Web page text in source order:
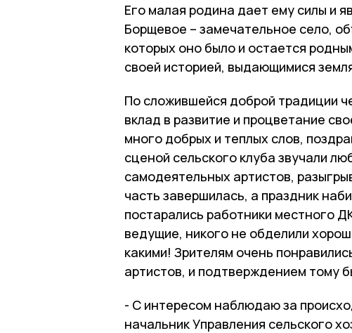
Его малая родина дает ему силы и
Борщевое – замечательное село,
которых оно было и остается
своей историей, выдающимися
По сложившейся доброй традиции
вклад в развитие и процветание
много добрых и теплых слов,
сценой сельского клуба звучали
самодеятельных артистов,
часть завершилась, а праздник
постарались работники местного
ведущие, никого не обделили
какими! Зрителям очень
артистов, и подтверждением тому
- С интересом наблюдаю за
начальник Управления сельского